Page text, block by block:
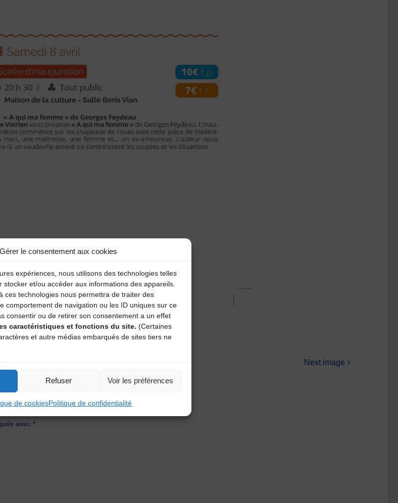
Gérer le consentement aux cookies
expériences, nous utilisons des technologies telles
stocker et/ou accéder aux informations des appareils.
ces technologies nous permettra de traiter des
comportement de navigation ou les ID uniques sur ce
consentir ou de retirer son consentement a un effet
caractéristiques et fonctions du site. (Certaines
et autre médias embarqués de sites tiers ne
Refuser Voir les préférences
de cookiesPolitique de confidentialité
Next image
avec*